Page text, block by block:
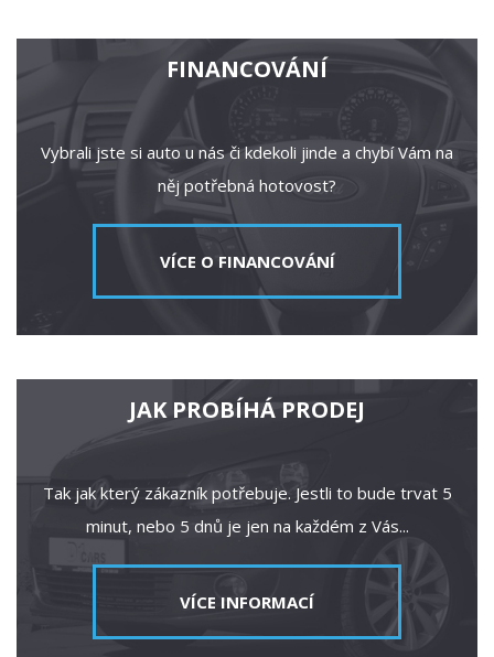
FINANCOVÁNÍ
Vybrali jste si auto u nás či kdekoli jinde a chybí Vám na
něj potřebná hotovost?
VÍCE O FINANCOVÁNÍ
JAK PROBÍHÁ PRODEJ
Tak jak který zákazník potřebuje. Jestli to bude trvat 5
minut, nebo 5 dnů je jen na každém z Vás...
VÍCE INFORMACÍ